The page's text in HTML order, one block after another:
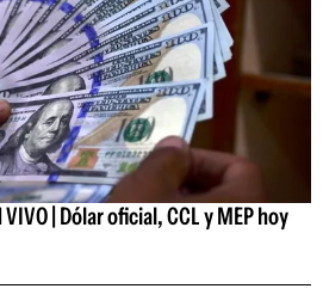
| Dólar oficial, CCL y MEP hoy